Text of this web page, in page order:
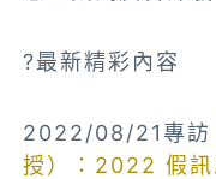
?最新精彩內容
2022/08/21專訪
授）：2022 假訊